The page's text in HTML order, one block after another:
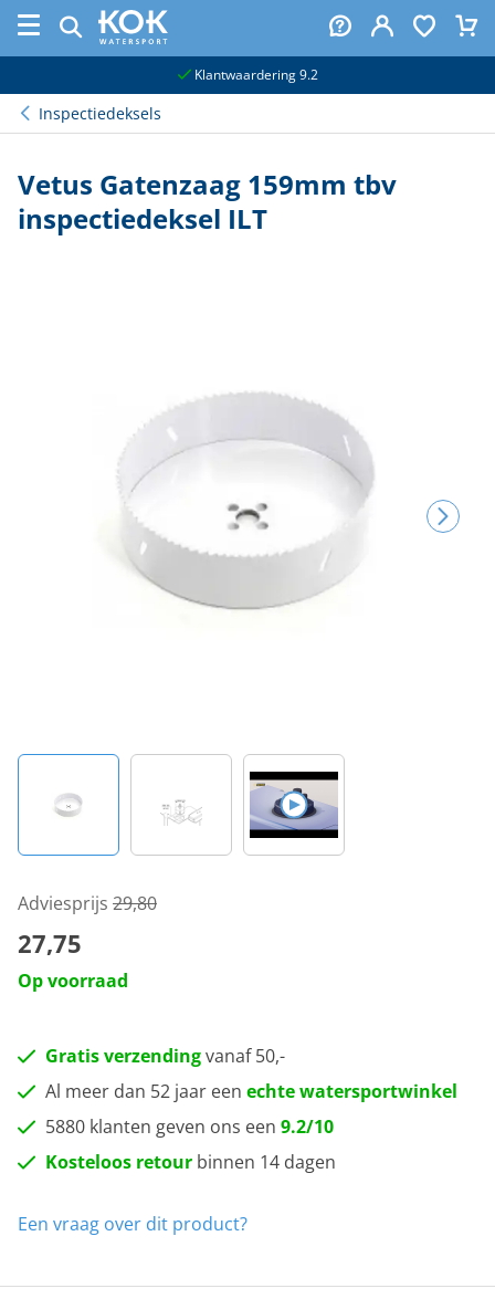
Klantwaardering 9.2
Inspectiedeksels
Vetus Gatenzaag 159mm tbv
inspectiedeksel ILT
Adviesprijs 29,80
27,75
Op voorraad
Gratis verzendingvanaf 50,-
Al meer dan 52 jaar een echte watersportwinkel
5880 klanten geven ons een 9.2/10
Kosteloos retour binnen 14 dagen
Een vraag over dit product?